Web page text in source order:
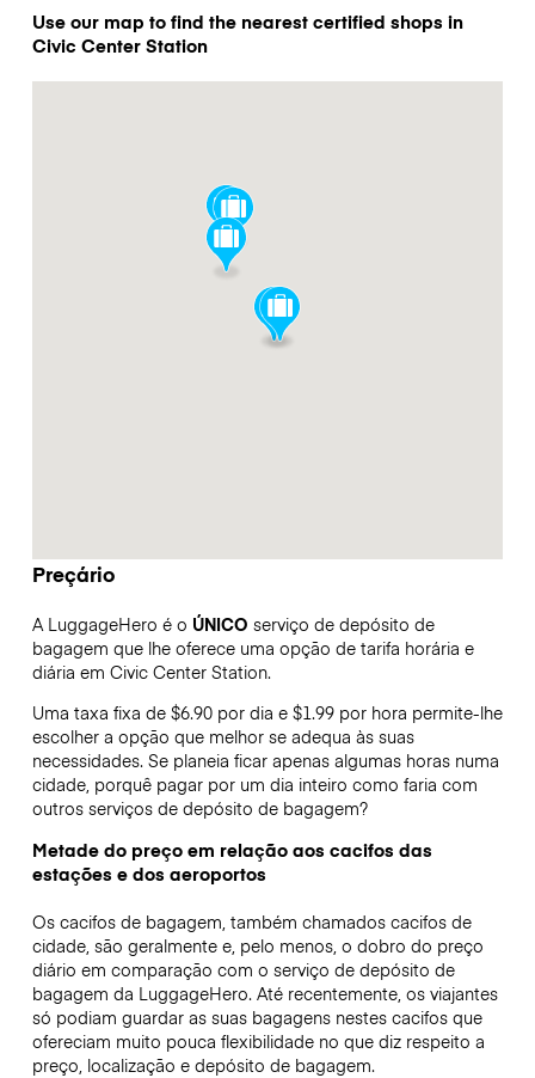
Use our map to find the nearest certified shops in
Civic Center Station
Preçário
A LuggageHero é o ÚNICO serviço de depósito de
bagagem que lhe oferece uma opção de tarifa horária e
diária em Civic Center Station.
Uma taxa fixa de $6.90 por dia e $1.99 por hora permite-lhe
escolher a opção que melhor se adequa às suas
necessidades. Se planeia ficar apenas algumas horas numa
cidade, porquê pagar por um dia inteiro como faria com
outros serviços de depósito de bagagem?
Metade do preço em relação aos cacifos das
estações e dos aeroportos
Os cacifos de bagagem, também chamados cacifos de
cidade, são geralmente e, pelo menos, o dobro do preço
diário em comparação com o serviço de depósito de
bagagem da LuggageHero. Até recentemente, os viajantes
só podiam guardar as suas bagagens nestes cacifos que
ofereciam muito pouca flexibilidade no que diz respeito a
preço, localização e depósito de bagagem.